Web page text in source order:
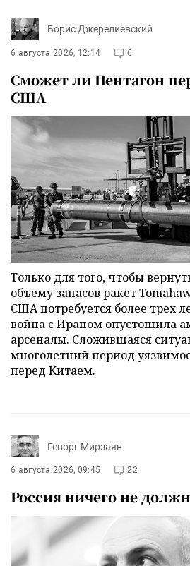
Борис Джерелиевский
6 августа 2026, 12:14 6
Сможет ли Пентагон
США
Только для того, чтобы
объему запасов ракет
США потребуется более трех
война с Ираном опустошила
арсеналы. Сложившаяся
многолетний период
перед Китаем.
Геворг Мирзаян
6 августа 2026, 09:45 22
Россия ничего не